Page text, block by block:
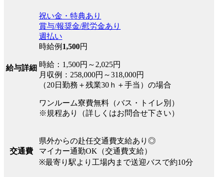
給与詳細
祝い金・特典あり
賞与/報奨金/慰労金あり
週払い
時給例 1,500円
時給：1,500円～2,025円
月収例：258,000円～318,000円
（20日勤務＋残業30ｈ＋手当）の場合
ワンルーム寮費無料（バス・トイレ別）
※規程あり（詳しくはお問合せ下さい）
交通費
県外からの赴任交通費支給あり◎
マイカー通勤OK（交通費支給）
※最寄り駅より工場内まで送迎バスで約10分